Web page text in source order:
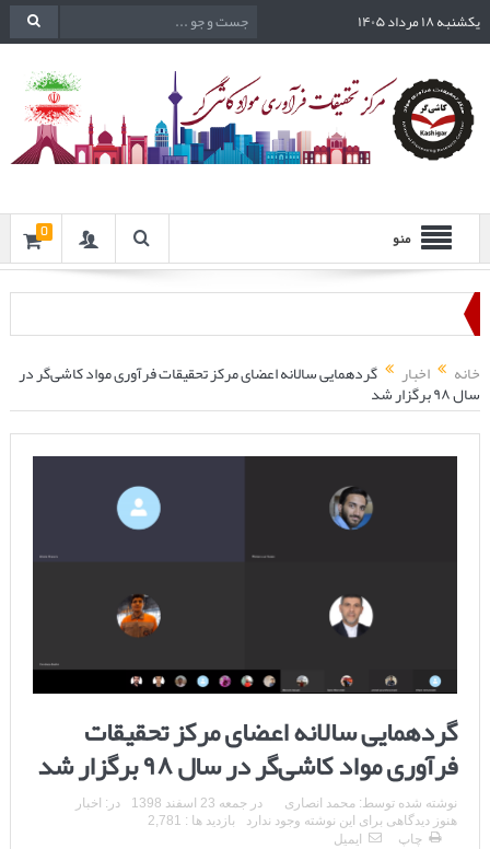
یکشنبه ۱۸ مرداد ۱۴۰۵
منو 0
خانه اخبار گردهمایی سالانه اعضای مرکز تحقیقات فرآوری مواد کاشی‌گر در
سال ۹۸ برگزار شد
گردهمایی سالانه اعضای مرکز تحقیقات
فرآوری مواد کاشی‌گر در سال ۹۸ برگزار شد
نوشته شده توسط: محمد انصاری در جمعه 23 اسفند 1398 در: اخبار
هنوز دیدگاهی برای این نوشته وجود ندارد
بازدید ها : 2,781
چاپ
ایمیل